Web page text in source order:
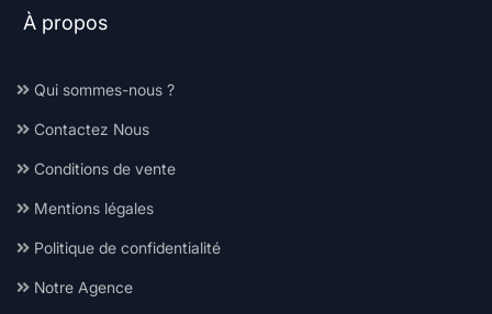
À propos
Qui sommes-nous ?
Contactez Nous
Conditions de vente
Mentions légales
Politique de confidentialité
Notre Agence